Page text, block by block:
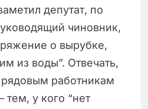
депутат, по
чиновник,
о вырубке,
из воды”. Отвечать,
работникам
тем, у кого “нет